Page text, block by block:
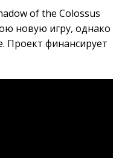
of the Colossus
новую игру, однако
Проект финансирует